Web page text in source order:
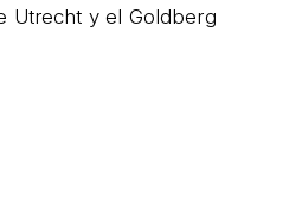
Utrecht y el Goldberg